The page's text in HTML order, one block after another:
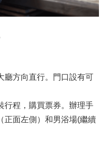
廳方向直行。門口設有可
行程，購買票券。辦理手
正面左側）和男浴場(繼續